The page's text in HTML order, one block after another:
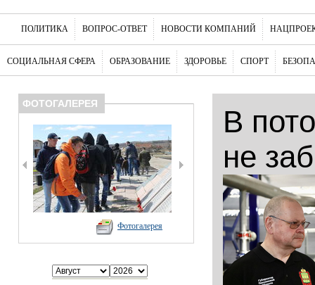
ПОЛИТИКА ВОПРОС-ОТВЕТ НОВОСТИ КОМПАНИЙ
СОЦИАЛЬНАЯ СФЕРА ОБРАЗОВАНИЕ ЗДОРОВЬЕ СПОРТ
ФОТОГАЛЕРЕЯ
Фотогалерея
В
не